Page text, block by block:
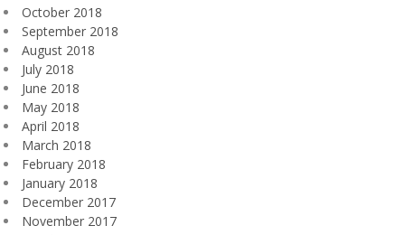
October 2018
September 2018
August 2018
July 2018
June 2018
May 2018
April 2018
March 2018
February 2018
January 2018
December 2017
November 2017